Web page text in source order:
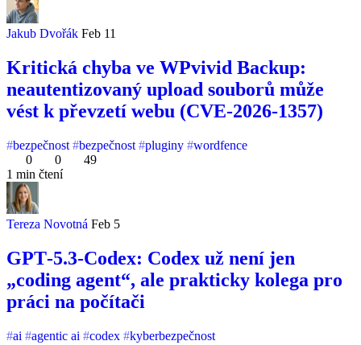
Jakub Dvořák Feb 11
Kritická chyba ve WPvivid Backup:
neautentizovaný upload souborů může
vést k převzetí webu (CVE-2026-1357)
bezpečnost bezpečnost pluginy
wordfence
0
0
49
1 min čtení
Tereza Novotná Feb 5
GPT‑5.3‑Codex: Codex už není jen
„coding agent“, ale prakticky kolega pro
práci na počítači
ai agentic ai codex
kyberbezpečnost